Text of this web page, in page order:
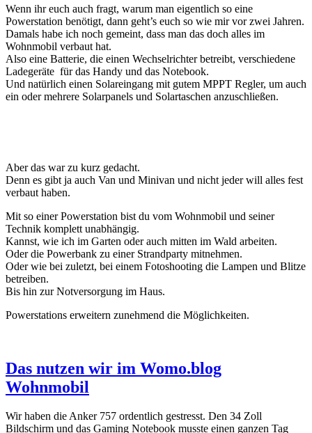
Wenn ihr euch auch fragt, warum man eigentlich so eine
Powerstation benötigt, dann geht’s euch so wie mir vor zwei Jahren.
Damals habe ich noch gemeint, dass man das doch alles im
Wohnmobil verbaut hat.
Also eine Batterie, die einen Wechselrichter betreibt, verschiedene
Ladegeräte für das Handy und das Notebook.
Und natürlich einen Solareingang mit gutem MPPT Regler, um auch
ein oder mehrere Solarpanels und Solartaschen anzuschließen.
Aber das war zu kurz gedacht.
Denn es gibt ja auch Van und Minivan und nicht jeder will alles fest
verbaut haben.
Mit so einer Powerstation bist du vom Wohnmobil und seiner
Technik komplett unabhängig.
Kannst, wie ich im Garten oder auch mitten im Wald arbeiten.
Oder die Powerbank zu einer Strandparty mitnehmen.
Oder wie bei zuletzt, bei einem Fotoshooting die Lampen und Blitze
betreiben.
Bis hin zur Notversorgung im Haus.
Powerstations erweitern zunehmend die Möglichkeiten.
Das nutzen wir im Womo.blog
Wohnmobil
Wir haben die Anker 757 ordentlich gestresst. Den 34 Zoll
Bildschirm und das Gaming Notebook musste einen ganzen Tag